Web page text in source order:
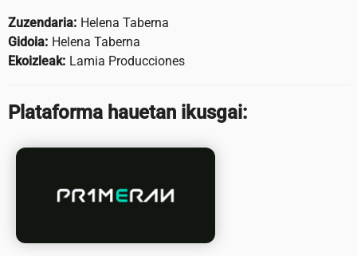
Zuzendaria: Helena Taberna
Gidoia: Helena Taberna
Ekoizleak: Lamia Producciones
Plataforma hauetan ikusgai: